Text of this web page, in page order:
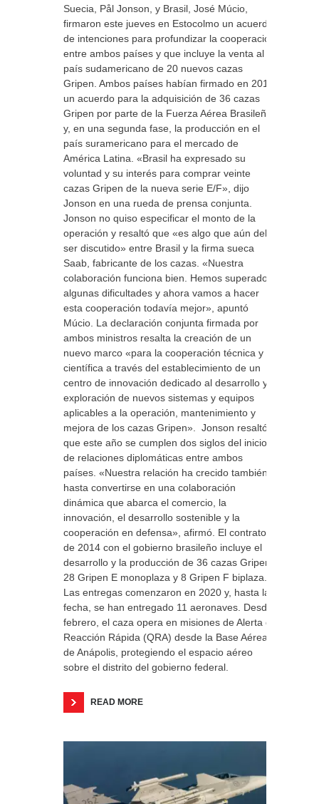
Suecia, Pål Jonson, y Brasil, José Múcio,
firmaron este jueves en Estocolmo un acuerdo
de intenciones para profundizar la cooperación
entre ambos países y que incluye la venta al
país sudamericano de 20 nuevos cazas
Gripen. Ambos países habían firmado en 2013
un acuerdo para la adquisición de 36 cazas
Gripen por parte de la Fuerza Aérea Brasileña
y, en una segunda fase, la producción en el
país suramericano para el mercado de
América Latina. «Brasil ha expresado su
voluntad y su interés para comprar veinte
cazas Gripen de la nueva serie E/F», dijo
Jonson en una rueda de prensa conjunta.
Jonson no quiso especificar el monto de la
operación y resaltó que «es algo que aún debe
ser discutido» entre Brasil y la firma sueca
Saab, fabricante de los cazas. «Nuestra
colaboración funciona bien. Hemos superado
algunas dificultades y ahora vamos a hacer
esta cooperación todavía mejor», apuntó
Múcio. La declaración conjunta firmada por
ambos ministros resalta la creación de un
nuevo marco «para la cooperación técnica y
científica a través del establecimiento de un
centro de innovación dedicado al desarrollo y
exploración de nuevos sistemas y equipos
aplicables a la operación, mantenimiento y
mejora de los cazas Gripen». Jonson resaltó
que este año se cumplen dos siglos del inicio
de relaciones diplomáticas entre ambos
países. «Nuestra relación ha crecido también
hasta convertirse en una colaboración
dinámica que abarca el comercio, la
innovación, el desarrollo sostenible y la
cooperación en defensa», afirmó. El contrato
de 2014 con el gobierno brasileño incluye el
desarrollo y la producción de 36 cazas Gripen:
28 Gripen E monoplaza y 8 Gripen F biplaza.
Las entregas comenzaron en 2020 y, hasta la
fecha, se han entregado 11 aeronaves. Desde
febrero, el caza opera en misiones de Alerta de
Reacción Rápida (QRA) desde la Base Aérea
de Anápolis, protegiendo el espacio aéreo
sobre el distrito del gobierno federal.
READ MORE